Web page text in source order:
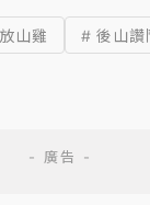
山雞
# 後山讚